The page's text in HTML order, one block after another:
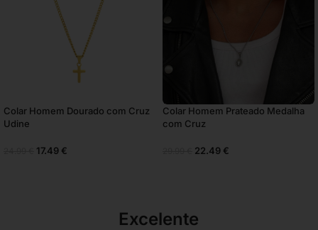
Colar Homem Dourado com Cruz
Udine
17.49 €
Colar Homem Prateado Medalha
com Cruz
22.49 €
Excelente